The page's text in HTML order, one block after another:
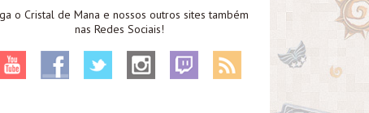
o Cristal de Mana e nossos outros sites também
nas Redes Sociais!